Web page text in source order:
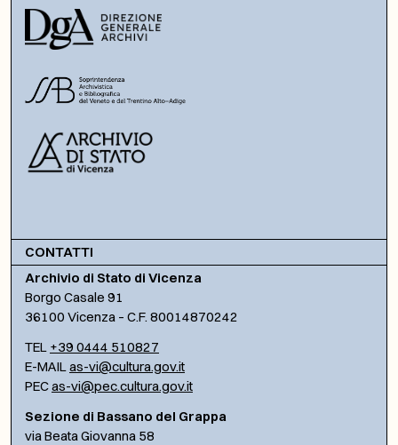
CONTATTI
Archivio di Stato di Vicenza
Borgo Casale 91
36100 Vicenza – C.F. 80014870242
TEL +39 0444 510827
E-MAILas-vi@cultura.gov.it
PECas-vi@pec.cultura.gov.it
Sezione di Bassano del Grappa
via Beata Giovanna 58